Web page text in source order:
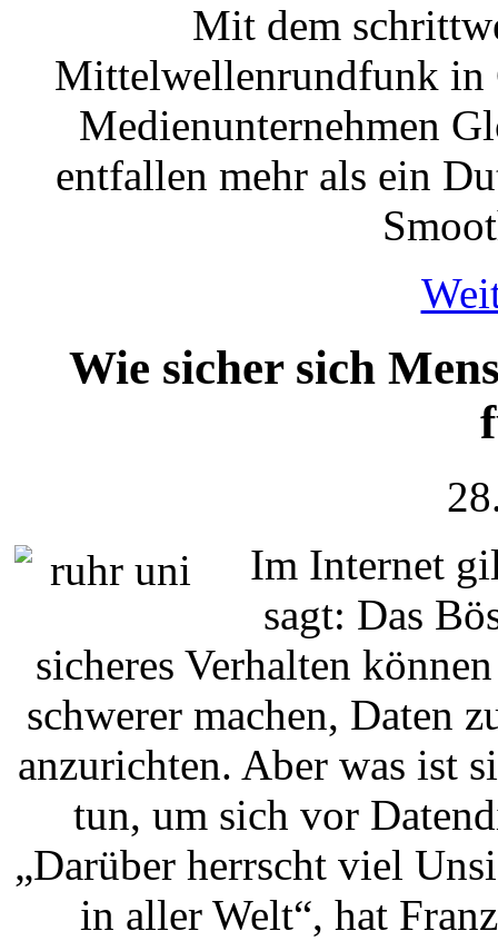
Mit dem
Mittelwellenrundfunk in
Medienunternehmen
entfallen mehr als ein
Wie sicher sich
Im Internet
sagt: Das
sicheres Verhalten
schwerer machen, Daten
anzurichten. Aber was ist
tun, um sich vor
„Darüber herrscht viel
in aller Welt“, hat